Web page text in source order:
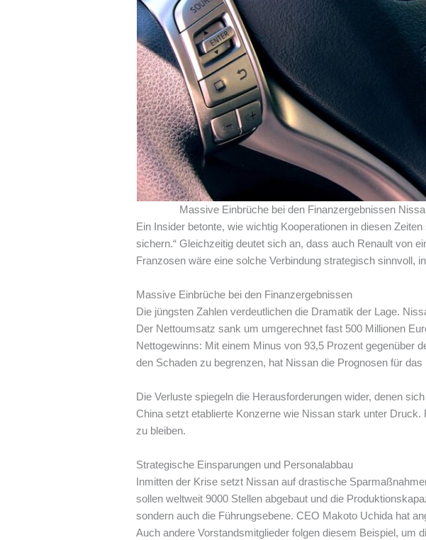
Massive Einbrüche bei den Finanzergebnissen
Ein Insider betonte, wie wichtig Kooperationen in diesen
sichern.“ Gleichzeitig deutet sich an, dass auch Renault von
Franzosen wäre eine solche Verbindung strategisch sinnvoll,
Massive Einbrüche bei den Finanzergebnissen
Die jüngsten Zahlen verdeutlichen die Dramatik der Lage.
Der Nettoumsatz sank um umgerechnet fast 500 Millionen
Nettogewinns: Mit einem Minus von 93,5 Prozent gegenüber
den Schaden zu begrenzen, hat Nissan die Prognosen für
Die Verluste spiegeln die Herausforderungen wider, denen
China setzt etablierte Konzerne wie Nissan stark unter
zu bleiben.
Strategische Einsparungen und Personalabbau
Inmitten der Krise setzt Nissan auf drastische
sollen weltweit 9000 Stellen abgebaut und die
sondern auch die Führungsebene. CEO Makoto Uchida hat
Auch andere Vorstandsmitglieder folgen diesem Beispiel, um